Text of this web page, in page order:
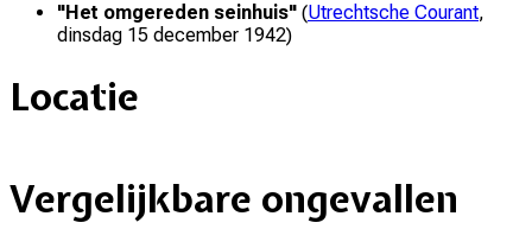
"Het omgereden seinhuis" (Utrechtsche Courant,
dinsdag 15 december 1942)
Locatie
+
–
Vergelijkbare ongevallen